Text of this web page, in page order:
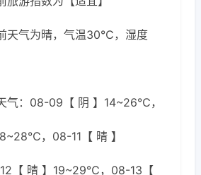
天气为晴，气温30℃，湿度
气：08-09【 阴 】14~26℃，
，08-11【 晴 】
【 晴 】19~29℃，08-13【